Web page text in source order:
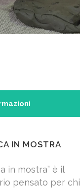
IN MOSTRA
in mostra” è il
pensato per chi